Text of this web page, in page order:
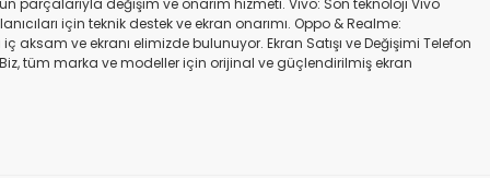
parçalarıyla değişim ve onarım hizmeti. Vivo: Son teknoloji Vivo
için teknik destek ve ekran onarımı. Oppo & Realme:
ve ekranı elimizde bulunuyor. Ekran Satışı ve Değişimi Telefon
Biz, tüm marka ve modeller için orijinal ve güçlendirilmiş ekran
değişimi ve tamiri Batarya değişimi Neden Bizi Tercih Etmelisiniz?